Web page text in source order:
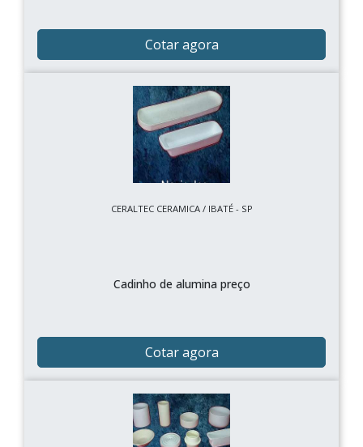
Cotar agora
CERALTEC CERAMICA / IBATÉ - SP
Cadinho de alumina preço
Cotar agora